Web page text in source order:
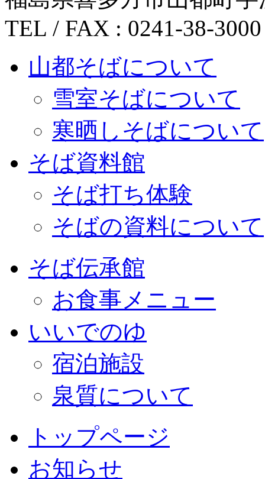
TEL / FAX : 0241-38-3000
山都そばについて
雪室そばについて
寒晒しそばについて
そば資料館
そば打ち体験
そばの資料について
そば伝承館
お食事メニュー
いいでのゆ
宿泊施設
泉質について
トップページ
お知らせ